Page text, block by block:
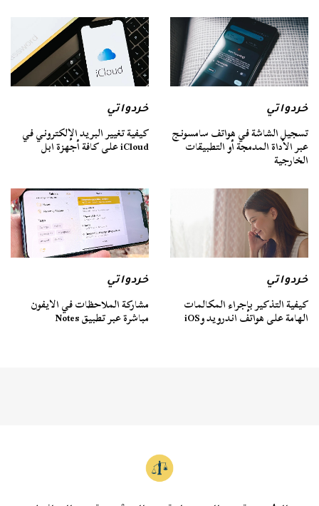
خردواتي
تسجيل الشاشة في هواتف سامسونج
عبر الأداة المدمجة أو التطبيقات
الخارجية
خردواتي
كيفية تغيير البريد الإلكتروني في
iCloud على كافة أجهزة ابل
خردواتي
كيفية التذكير بإجراء المكالمات
الهامة على هواتف اندرويد وiOS
خردواتي
مشاركة الملاحظات في الايفون
مباشرة عبر تطبيق Notes